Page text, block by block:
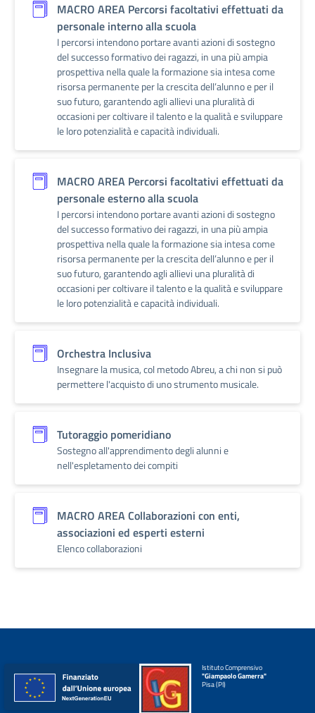
MACRO AREA Percorsi facoltativi effettuati da
personale interno alla scuola
I percorsi intendono portare avanti azioni di sostegno
del successo formativo dei ragazzi, in una più ampia
prospettiva nella quale la formazione sia intesa come
risorsa permanente per la crescita dell’alunno e per il
suo futuro, garantendo agli allievi una pluralità di
occasioni per coltivare il talento e la qualità e sviluppare
le loro potenzialità e capacità individuali.
MACRO AREA Percorsi facoltativi effettuati da
personale esterno alla scuola
I percorsi intendono portare avanti azioni di sostegno
del successo formativo dei ragazzi, in una più ampia
prospettiva nella quale la formazione sia intesa come
risorsa permanente per la crescita dell’alunno e per il
suo futuro, garantendo agli allievi una pluralità di
occasioni per coltivare il talento e la qualità e sviluppare
le loro potenzialità e capacità individuali.
Orchestra Inclusiva
Insegnare la musica, col metodo Abreu, a chi non si può
permettere l'acquisto di uno strumento musicale.
Tutoraggio pomeridiano
Sostegno all'apprendimento degli alunni e
nell'espletamento dei compiti
MACRO AREA Collaborazioni con enti,
associazioni ed esperti esterni
Elenco collaborazioni
Istituto Comprensivo
"Giampaolo Gamerra"
Pisa (PI)